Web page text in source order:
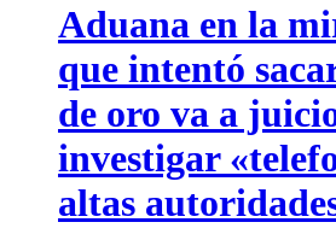
Aduana en la
que intentó
de oro va a
investigar
altas